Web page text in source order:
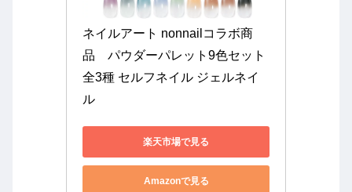
ネイルアート nonnailコラボ商
品　パウダーパレット9色セット
全3種 セルフネイル ジェルネイ
ル
楽天市場で見る
Amazonで見る